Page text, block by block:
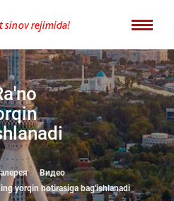
sinov rejimida!
Видео
yorqin hotirasiga bag'ishlanadi